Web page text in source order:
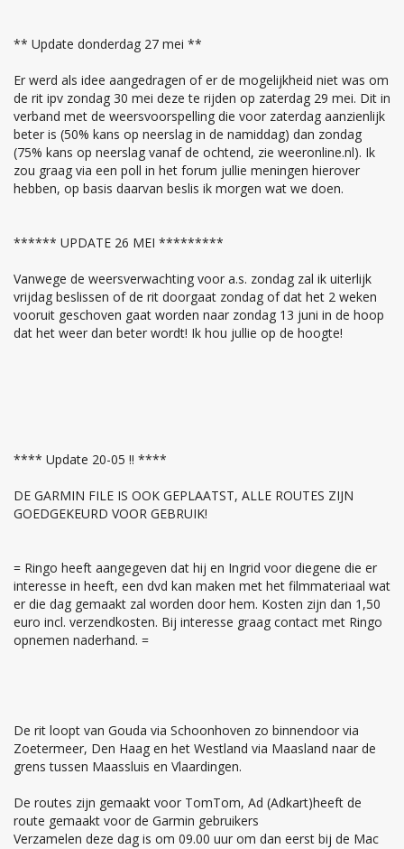
** Update donderdag 27 mei **
Er werd als idee aangedragen of er de mogelijkheid niet was om
de rit ipv zondag 30 mei deze te rijden op zaterdag 29 mei. Dit in
verband met de weersvoorspelling die voor zaterdag aanzienlijk
beter is (50% kans op neerslag in de namiddag) dan zondag
(75% kans op neerslag vanaf de ochtend, zie weeronline.nl). Ik
zou graag via een poll in het forum jullie meningen hierover
hebben, op basis daarvan beslis ik morgen wat we doen.
****** UPDATE 26 MEI *********
Vanwege de weersverwachting voor a.s. zondag zal ik uiterlijk
vrijdag beslissen of de rit doorgaat zondag of dat het 2 weken
vooruit geschoven gaat worden naar zondag 13 juni in de hoop
dat het weer dan beter wordt! Ik hou jullie op de hoogte!
**** Update 20-05 !! ****
DE GARMIN FILE IS OOK GEPLAATST, ALLE ROUTES ZIJN
GOEDGEKEURD VOOR GEBRUIK!
= Ringo heeft aangegeven dat hij en Ingrid voor diegene die er
interesse in heeft, een dvd kan maken met het filmmateriaal wat
er die dag gemaakt zal worden door hem. Kosten zijn dan 1,50
euro incl. verzendkosten. Bij interesse graag contact met Ringo
opnemen naderhand. =
De rit loopt van Gouda via Schoonhoven zo binnendoor via
Zoetermeer, Den Haag en het Westland via Maasland naar de
grens tussen Maassluis en Vlaardingen.
De routes zijn gemaakt voor TomTom, Ad (Adkart)heeft de
route gemaakt voor de Garmin gebruikers
Verzamelen deze dag is om 09.00 uur om dan eerst bij de Mac